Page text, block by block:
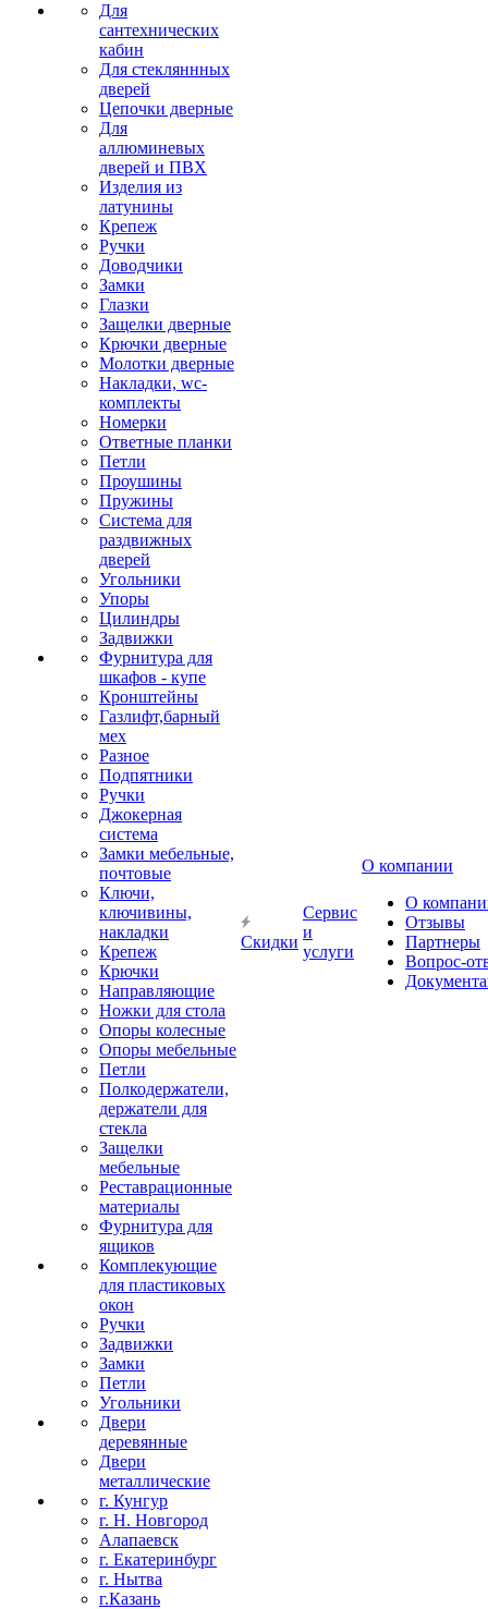
Для
сантехнических
кабин
Для стекляннных
дверей
Цепочки дверные
Для
аллюминевых
дверей и ПВХ
Изделия из
латунины
Крепеж
Ручки
Доводчики
Замки
Глазки
Защелки дверные
Крючки дверные
Молотки дверные
Накладки, wc-
комплекты
Номерки
Ответные планки
Петли
Проушины
Пружины
Система для
раздвижных
дверей
Угольники
Упоры
Цилиндры
Задвижки
Фурнитура для
шкафов - купе
Кронштейны
Газлифт,барный
мех
Разное
Подпятники
Ручки
Джокерная
система
Замки мебельные,
почтовые
Ключи,
ключивины,
накладки
Крепеж
Крючки
Направляющие
Ножки для стола
Опоры колесные
Опоры мебельные
Петли
Полкодержатели,
держатели для
стекла
Защелки
мебельные
Реставрационные
материалы
Фурнитура для
ящиков
Комплекующие
для пластиковых
окон
Ручки
Задвижки
Замки
Петли
Угольники
Двери
деревянные
Двери
металлические
г. Кунгур
г. Н. Новгород
Алапаевск
г. Екатеринбург
г. Нытва
г.Казань
Скидки
Сервис
и
услуги
О компании
О
Отзывы
Партнеры
Вопрос-